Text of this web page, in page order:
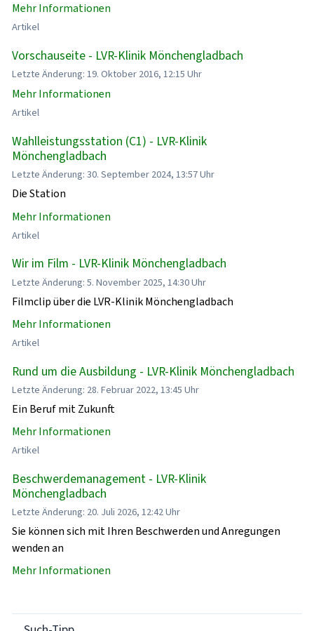
Mehr Informationen
Artikel
Vorschauseite - LVR-Klinik Mönchengladbach
Letzte Änderung: 19. Oktober 2016, 12:15 Uhr
Mehr Informationen
Artikel
Wahlleistungsstation (C1) - LVR-Klinik
Mönchengladbach
Letzte Änderung: 30. September 2024, 13:57 Uhr
Die Station
Mehr Informationen
Artikel
Wir im Film - LVR-Klinik Mönchengladbach
Letzte Änderung: 5. November 2025, 14:30 Uhr
Filmclip über die LVR-Klinik Mönchengladbach
Mehr Informationen
Artikel
Rund um die Ausbildung - LVR-Klinik Mönchengladbach
Letzte Änderung: 28. Februar 2022, 13:45 Uhr
Ein Beruf mit Zukunft
Mehr Informationen
Artikel
Beschwerdemanagement - LVR-Klinik
Mönchengladbach
Letzte Änderung: 20. Juli 2026, 12:42 Uhr
Sie können sich mit Ihren Beschwerden und Anregungen
wenden an
Mehr Informationen